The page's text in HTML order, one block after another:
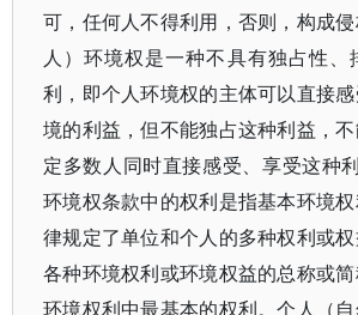
可，任何人不得利用，否则，构成
人）环境权是一种不具有独占性、
利，即个人环境权的主体可以直接
境的利益，但不能独占这种利益，
定多数人同时直接感受、享受这种
环境权条款中的权利是指基本环境
律规定了单位和个人的多种权利或
各种环境权利或环境权益的总称或
环境权利中最基本的权利。个人（